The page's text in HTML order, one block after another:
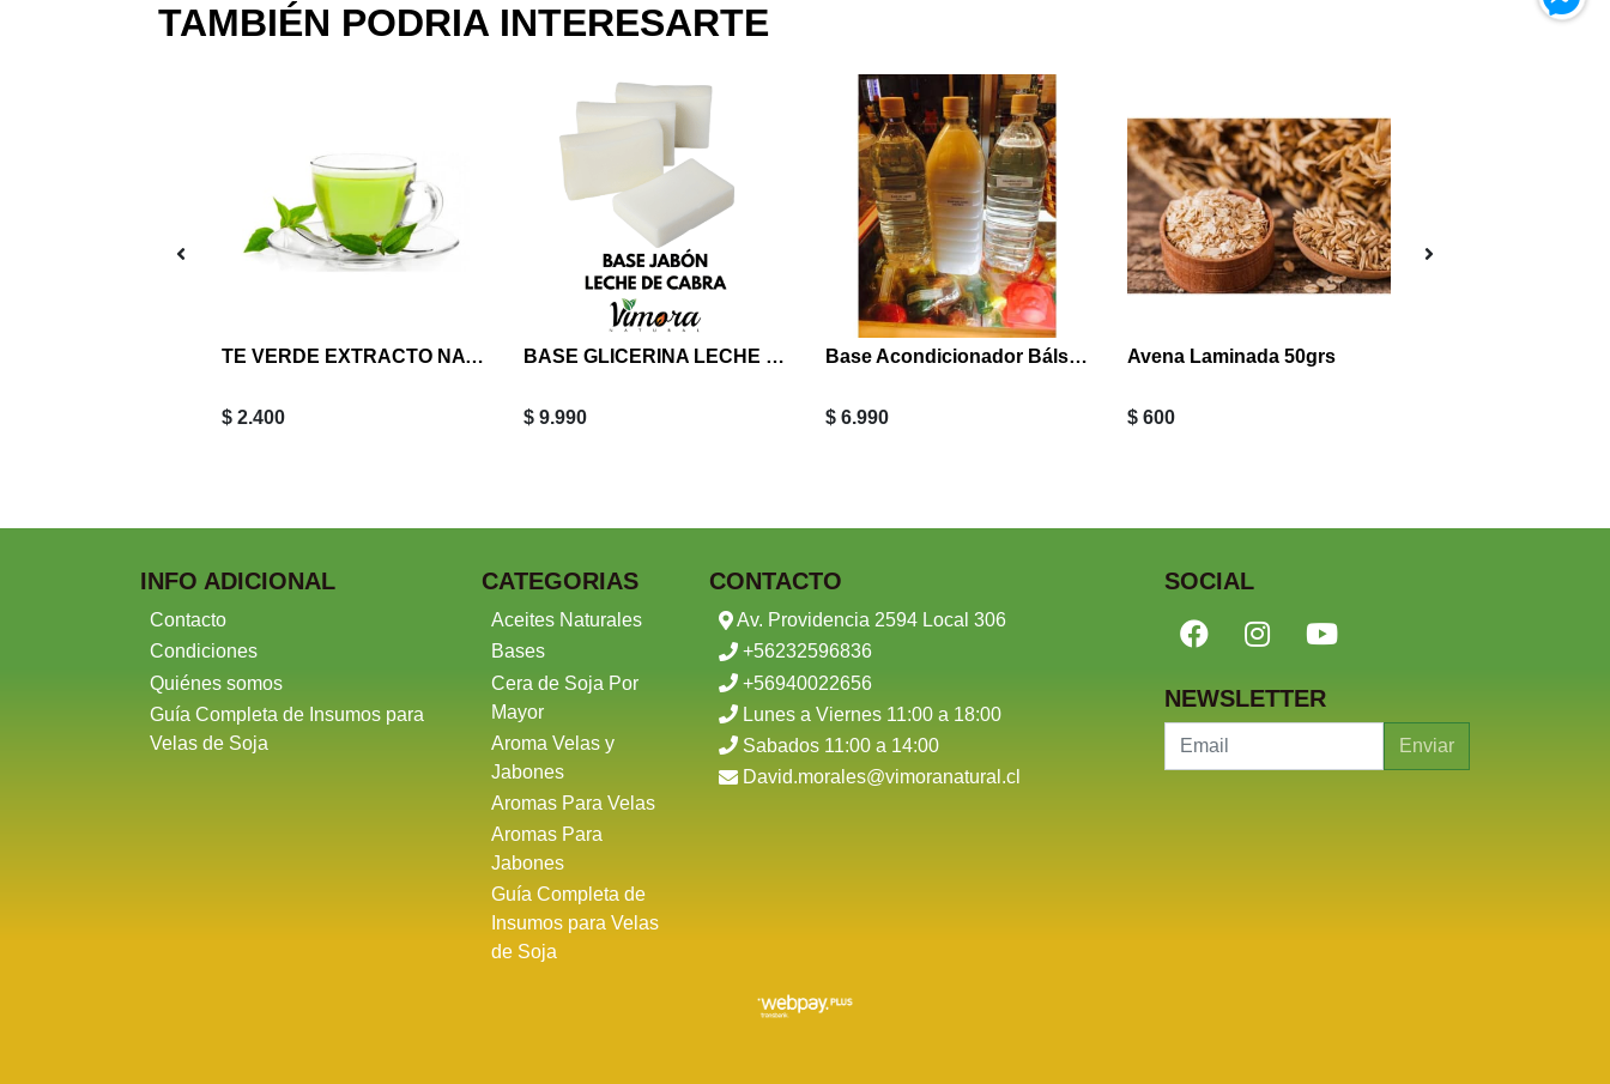
TAMBIÉN PODRIA INTERESARTE
TE VERDE EXTRACTO NATURAL 30 ML
$ 2.400
BASE GLICERINA LECHE DE CABRA GRANEL IMPORTADA 1 KG
$ 9.990
Base Acondicionador Bálsamo 1 LITRO
$ 6.990
Avena Laminada 50grs
$ 600
INFO ADICIONAL
Contacto
Condiciones
Quiénes somos
Guía Completa de Insumos para
Velas de Soja
CATEGORIAS
Aceites Naturales
Bases
Cera de Soja Por
Mayor
Aroma Velas y
Jabones
Aromas Para Velas
Aromas Para
Jabones
Guía Completa de
Insumos para Velas
de Soja
CONTACTO
Av. Providencia 2594 Local 306
+56232596836
+56940022656
Lunes a Viernes 11:00 a 18:00
Sabados 11:00 a 14:00
David.morales@vimoranatural.cl
SOCIAL
NEWSLETTER
Enviar